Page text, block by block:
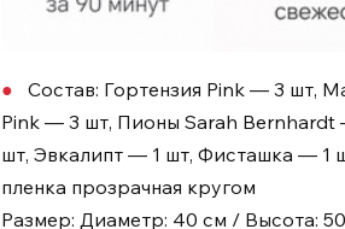
Состав: Гортензия Pink — 3 шт,
Pink — 3 шт, Пионы Sarah Bernhardt
шт, Эвкалипт — 1 шт, Фисташка — 1
пленка прозрачная кругом
Размер: Диаметр: 40 см / Высота: